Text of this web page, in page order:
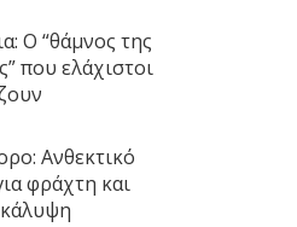
Ο “θάμνος της
που ελάχιστοι
Ανθεκτικό
φράχτη και